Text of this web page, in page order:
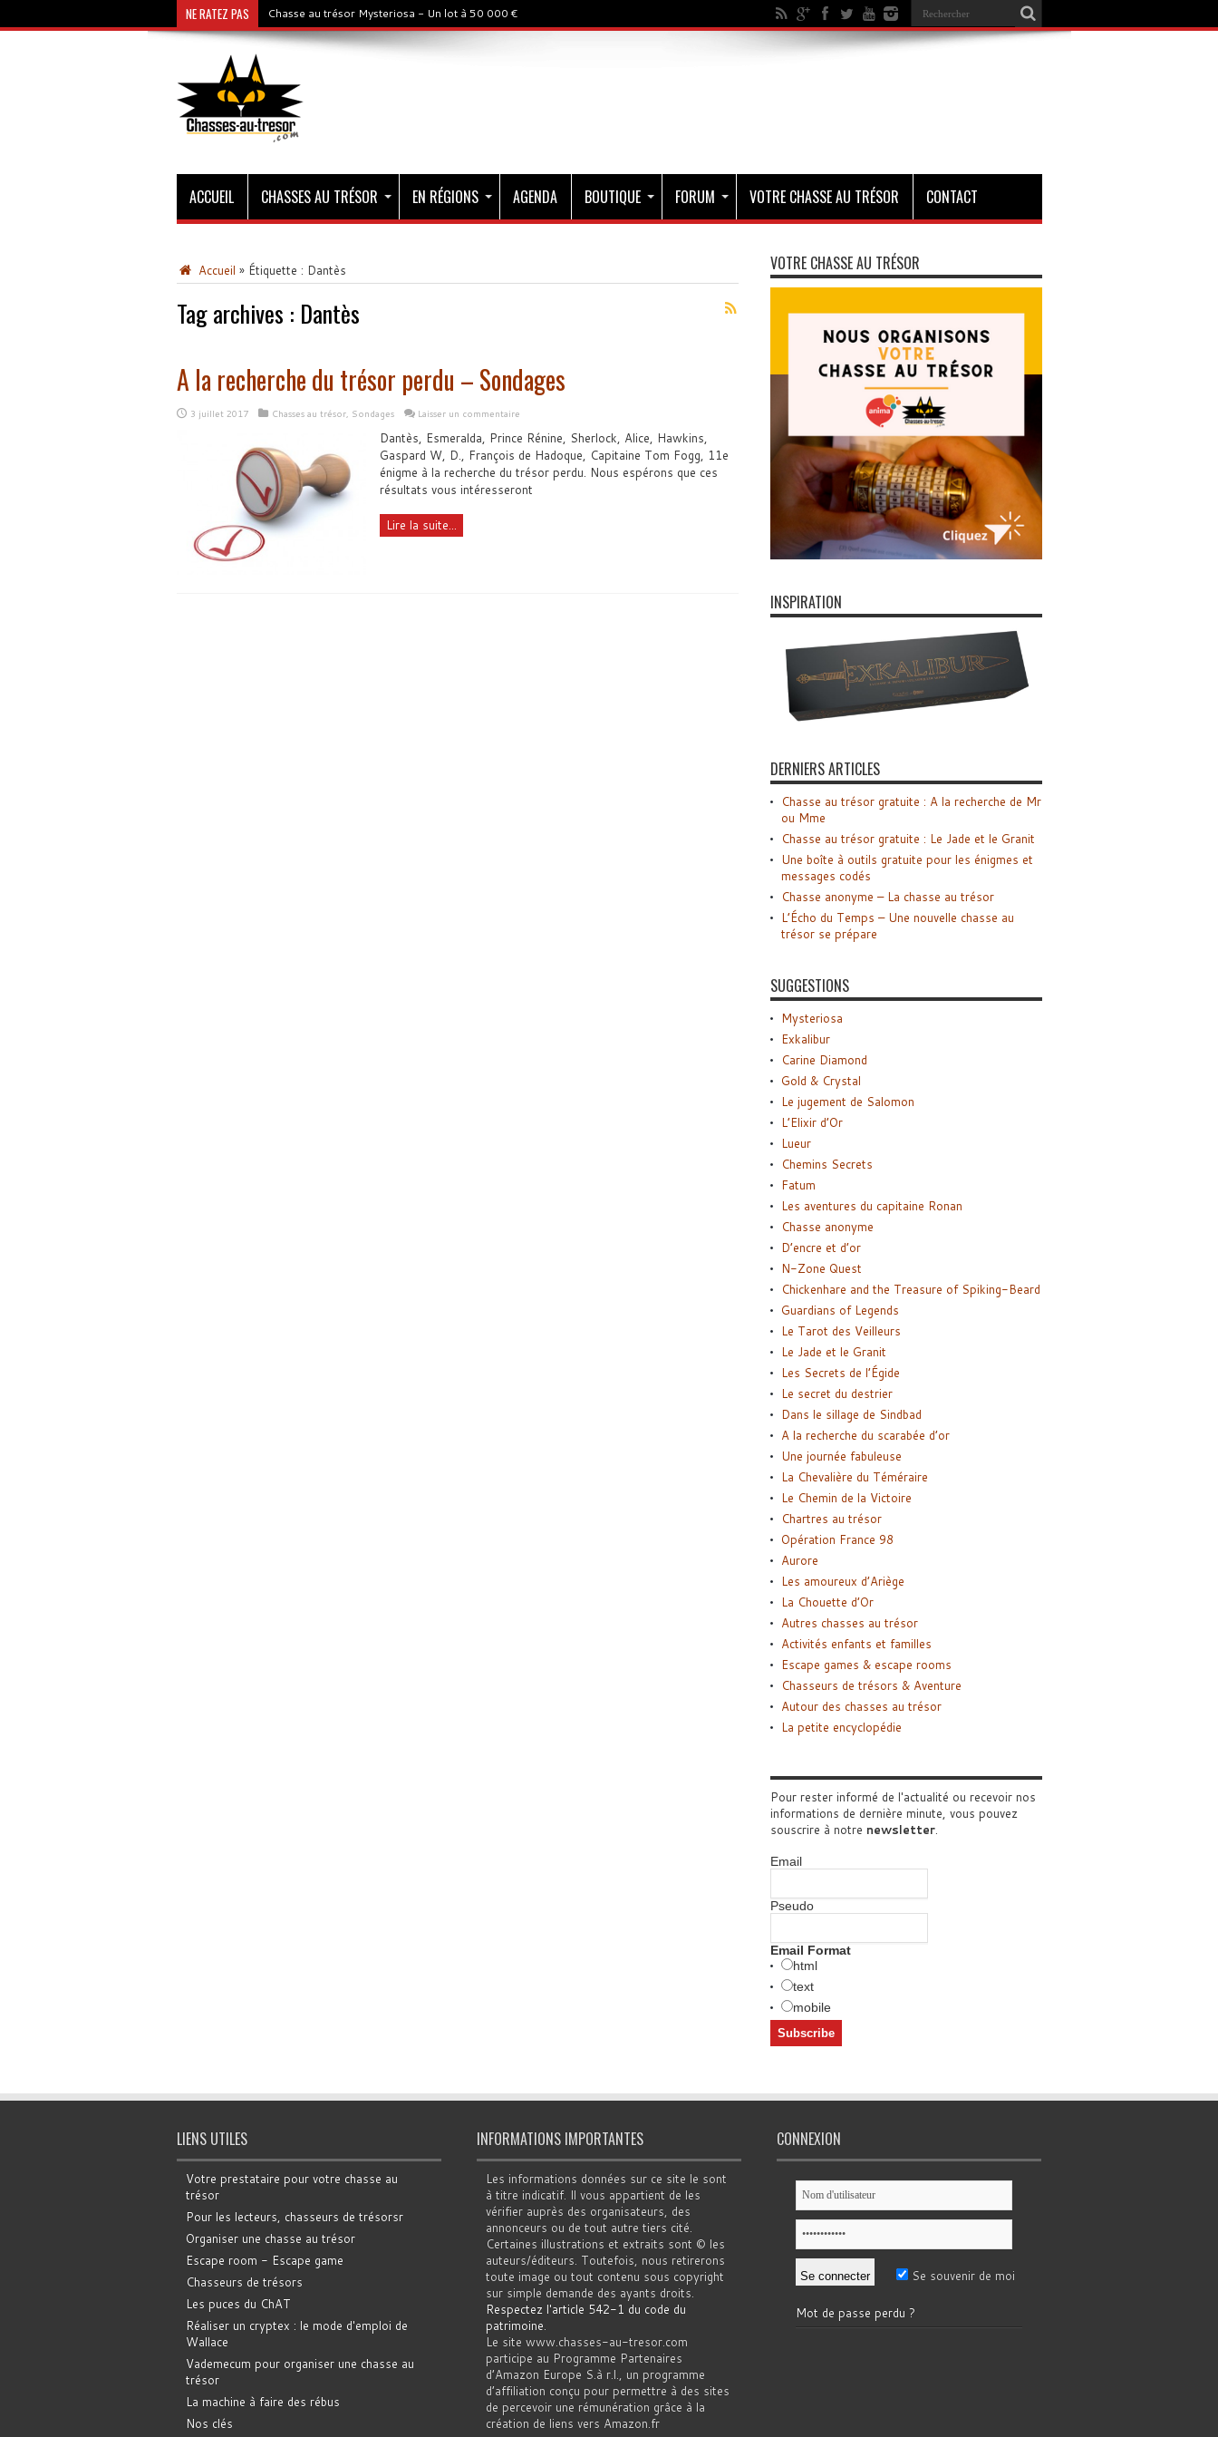
NE RATEZ PAS Chasse au trésor Mysteriosa - Un lot à 50 000 €
ACCUEIL CHASSES AU TRÉSOR EN RÉGIONS AGENDA BOUTIQUE FORUM VOTRE CHASSE AU TRÉSOR CONTACT
Accueil » Étiquette : Dantès
Tag archives : Dantès
A la recherche du trésor perdu – Sondages
3 juillet 2017 Chasses au trésor, Sondages Laisser un commentaire
Dantès, Esmeralda, Prince Rénine, Sherlock, Alice, Hawkins,
Gaspard W, D., François de Hadoque, Capitaine Tom Fogg, 11e
énigme à la recherche du trésor perdu. Nous espérons que ces
résultats vous intéresseront
Lire la suite...
VOTRE CHASSE AU TRÉSOR
INSPIRATION
DERNIERS ARTICLES
Chasse au trésor gratuite : A la recherche de Mr
ou Mme
Chasse au trésor gratuite : Le Jade et le Granit
Une boîte à outils gratuite pour les énigmes et
messages codés
Chasse anonyme – La chasse au trésor
L’Écho du Temps – Une nouvelle chasse au
trésor se prépare
SUGGESTIONS
Mysteriosa
Exkalibur
Carine Diamond
Gold & Crystal
Le jugement de Salomon
L’Elixir d’Or
Lueur
Chemins Secrets
Fatum
Les aventures du capitaine Ronan
Chasse anonyme
D’encre et d’or
N-Zone Quest
Chickenhare and the Treasure of Spiking-Beard
Guardians of Legends
Le Tarot des Veilleurs
Le Jade et le Granit
Les Secrets de l’Égide
Le secret du destrier
Dans le sillage de Sindbad
A la recherche du scarabée d’or
Une journée fabuleuse
La Chevalière du Téméraire
Le Chemin de la Victoire
Chartres au trésor
Opération France 98
Aurore
Les amoureux d’Ariège
La Chouette d’Or
Autres chasses au trésor
Activités enfants et familles
Escape games & escape rooms
Chasseurs de trésors & Aventure
Autour des chasses au trésor
La petite encyclopédie
Pour rester informé de l'actualité ou recevoir nos
informations de dernière minute, vous pouvez
souscrire à notre newsletter.
Email
Pseudo
Email Format
html
text
mobile
LIENS UTILES
Votre prestataire pour votre chasse au
trésor
Pour les lecteurs, chasseurs de trésorsr
Organiser une chasse au trésor
Escape room - Escape game
Chasseurs de trésors
Les puces du ChAT
Réaliser un cryptex : le mode d'emploi de
Wallace
Vademecum pour organiser une chasse au
trésor
La machine à faire des rébus
Nos clés
INFORMATIONS IMPORTANTES
Les informations données sur ce site le sont
à titre indicatif. Il vous appartient de les
vérifier auprès des organisateurs, des
annonceurs ou de tout autre tiers cité.
Certaines illustrations et extraits sont © les
auteurs/éditeurs. Toutefois, nous retirerons
toute image ou tout contenu sous copyright
sur simple demande des ayants droits.
Respectez l'article 542-1 du code du
patrimoine
Le site www.chasses-au-tresor.com
participe au Programme Partenaires
d’Amazon Europe S.à r.l., un programme
d’affiliation conçu pour permettre à des sites
de percevoir une rémunération grâce à la
création de liens vers Amazon.fr
CONNEXION
Se souvenir de moi
Mot de passe perdu ?